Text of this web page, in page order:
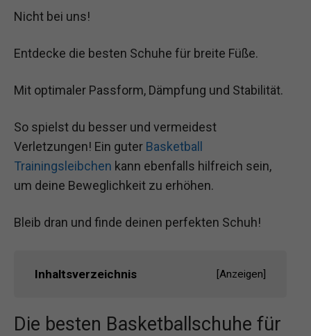
Nicht bei uns!
Entdecke die besten Schuhe für breite Füße.
Mit optimaler Passform, Dämpfung und Stabilität.
So spielst du besser und vermeidest
Verletzungen! Ein guter Basketball
Trainingsleibchen kann ebenfalls hilfreich sein,
um deine Beweglichkeit zu erhöhen.
Bleib dran und finde deinen perfekten Schuh!
Inhaltsverzeichnis [Anzeigen]
Die besten Basketballschuhe für